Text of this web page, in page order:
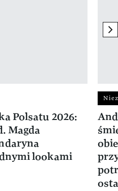
Polsatu 2026:
Magda
lookami